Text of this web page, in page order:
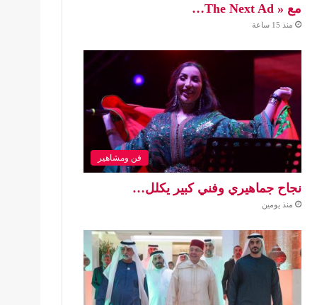
مع « The Next Ad…
منذ 15 ساعة
فن ومشاهير
نجاح جماهيري وفني كبير يكلل…
منذ يومين